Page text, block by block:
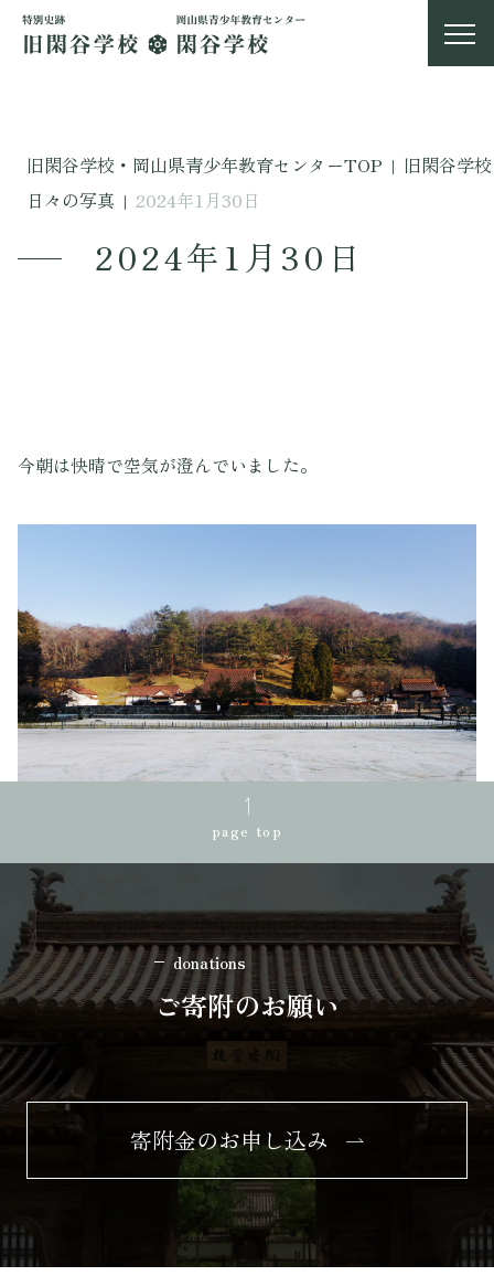
旧閑谷学校・岡山県青少年教育センターTOP | 旧閑谷学校
日々の写真 | 2024年1月30日
2024年1月30日
今朝は快晴で空気が澄んでいました。
page top
donations
ご寄附のお願い
寄附金のお申し込み